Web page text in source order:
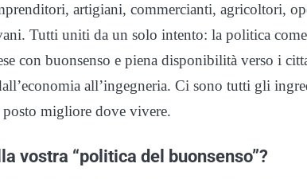
artigiani, commercianti, agricoltori,
Tutti uniti da un solo intento: la politica
con buonsenso e piena disponibilità verso i
all’ingegneria. Ci sono tutti gli
migliore dove vivere.
vostra “politica del buonsenso”?